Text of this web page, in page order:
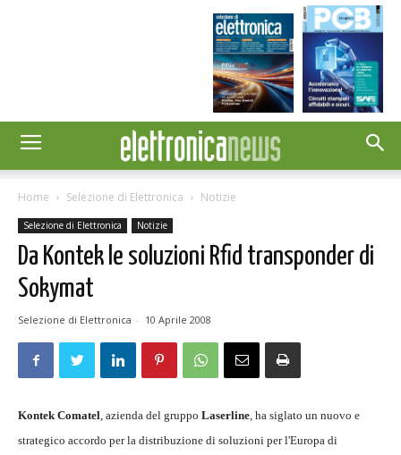
Home Selezione di Elettronica Notizie
Selezione di Elettronica Notizie
Da Kontek le soluzioni Rfid transponder di
Sokymat
Selezione di Elettronica - 10 Aprile 2008
Kontek Comatel, azienda del gruppo Laserline, ha siglato un nuovo e
strategico accordo per la distribuzione di soluzioni per l'Europa di